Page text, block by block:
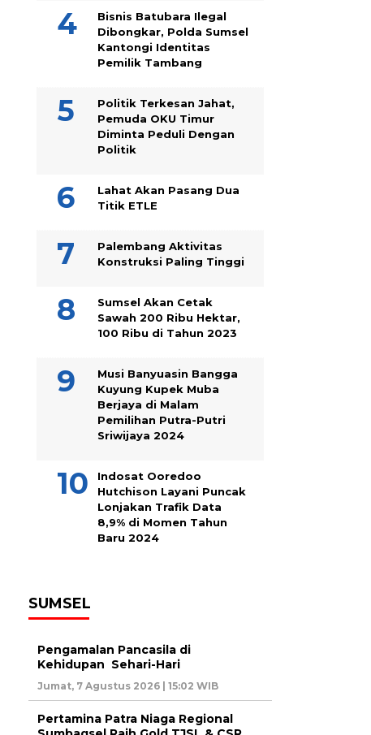
Bisnis Batubara Ilegal
Dibongkar, Polda Sumsel
Kantongi Identitas
Pemilik Tambang
Politik Terkesan Jahat,
Pemuda OKU Timur
Diminta Peduli Dengan
Politik
Lahat Akan Pasang Dua
Titik ETLE
Palembang Aktivitas
Konstruksi Paling Tinggi
Sumsel Akan Cetak
Sawah 200 Ribu Hektar,
100 Ribu di Tahun 2023
Musi Banyuasin Bangga
Kuyung Kupek Muba
Berjaya di Malam
Pemilihan Putra-Putri
Sriwijaya 2024
Indosat Ooredoo
Hutchison Layani Puncak
Lonjakan Trafik Data
8,9% di Momen Tahun
Baru 2024
SUMSEL
Pengamalan Pancasila di
Kehidupan Sehari-Hari
Jumat, 7 Agustus 2026 | 15:02 WIB
Pertamina Patra Niaga Regional